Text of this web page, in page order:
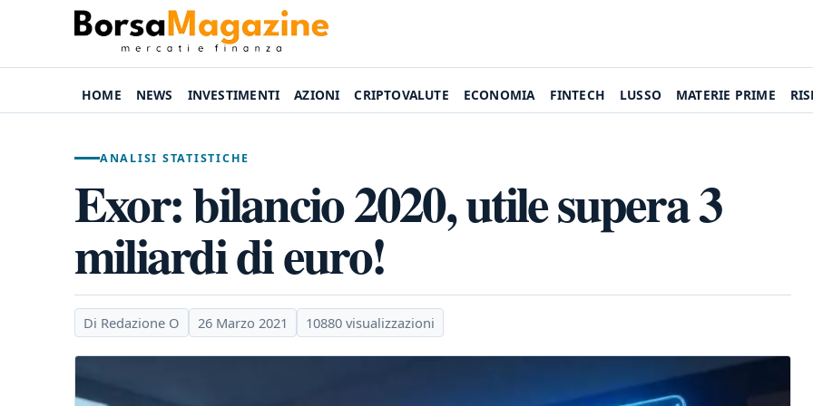
HOME NEWS INVESTIMENTI AZIONI CRIPTOVALUTE ECONOMIA FINTECH LUSSO MATERIE PRIME
ANALISI STATISTICHE
Exor: bilancio 2020, utile supera 3
miliardi di euro!
Di Redazione O 26 Marzo 2021 10880 visualizzazioni